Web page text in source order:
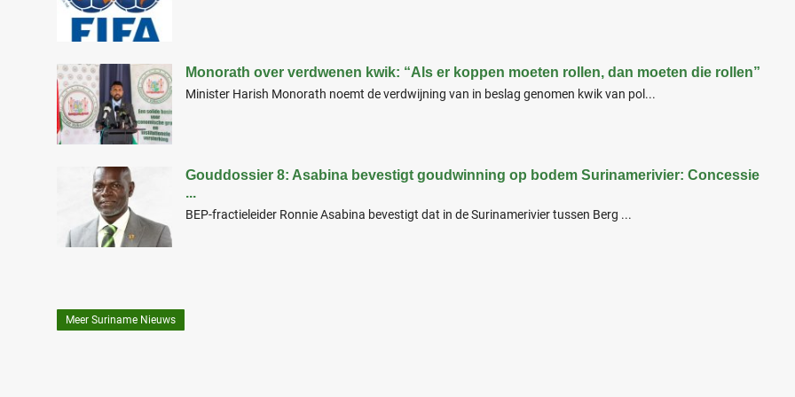
Monorath over verdwenen kwik: “Als er koppen moeten rollen, dan moeten die rollen”
Minister Harish Monorath noemt de verdwijning van in beslag genomen kwik van pol...
Gouddossier 8: Asabina bevestigt goudwinning op bodem Surinamerivier: Concessie
...
BEP-fractieleider Ronnie Asabina bevestigt dat in de Surinamerivier tussen Berg ...
Meer Suriname Nieuws